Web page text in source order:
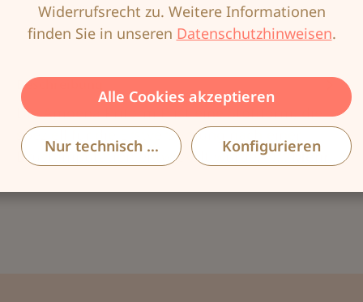
Beschreibung
Die Amoena Priform P ist eine Stoffform, die
speziell für die Erstversorgung nach einer
Brustamputation entwickelt wurde. N…Mehr
Widerrufsrecht zu. Weitere Informationen
finden Sie in unseren Datenschutzhinweisen.
Alle Cookies akzeptieren
Nur technisch notwendigeKonfigurieren